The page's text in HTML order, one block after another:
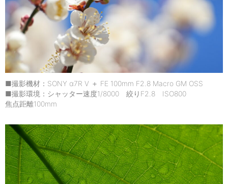
■撮影機材：SONY α7R V ＋ FE 100mm F2.8 Macro GM OSS
■撮影環境：シャッター速度1/8000 絞りF2.8 ISO800
焦点距離100mm